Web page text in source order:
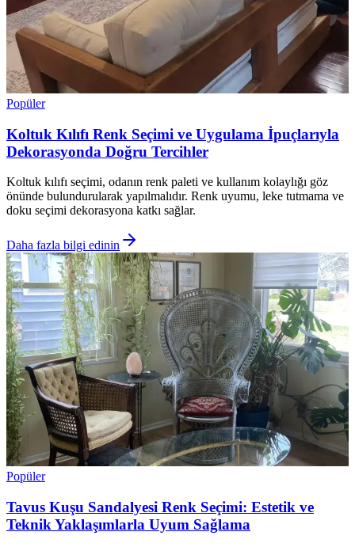
Popüler
Koltuk Kılıfı Renk Seçimi ve Uygulama İpuçlarıyla
Dekorasyonda Doğru Tercihler
Koltuk kılıfı seçimi, odanın renk paleti ve kullanım kolaylığı göz
önünde bulundurularak yapılmalıdır. Renk uyumu, leke tutmama ve
doku seçimi dekorasyona katkı sağlar.
Daha fazla bilgi edinin
Popüler
Tavus Kuşu Sandalyesi Renk Seçimi: Estetik ve
Teknik Yaklaşımlarla Uyum Sağlama